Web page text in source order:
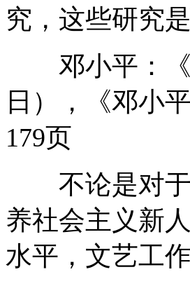
究，这些研究
邓小平：《
日），《邓小
179页
不论是对于
养社会主义新
水平，文艺工